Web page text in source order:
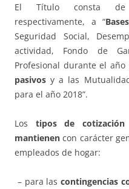
El Título consta
respectivamente, a “
Seguridad Social,
actividad, Fondo de
Profesional durante el año
pasivos y a las
para el año 2018”.
Los tipos de cotización
mantienen con carácter
empleados de hogar:
– para lascontingencias